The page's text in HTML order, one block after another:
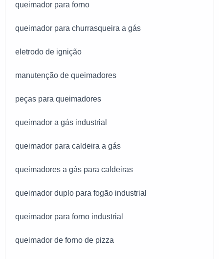
queimador para forno
queimador para churrasqueira a gás
eletrodo de ignição
manutenção de queimadores
peças para queimadores
queimador a gás industrial
queimador para caldeira a gás
queimadores a gás para caldeiras
queimador duplo para fogão industrial
queimador para forno industrial
queimador de forno de pizza